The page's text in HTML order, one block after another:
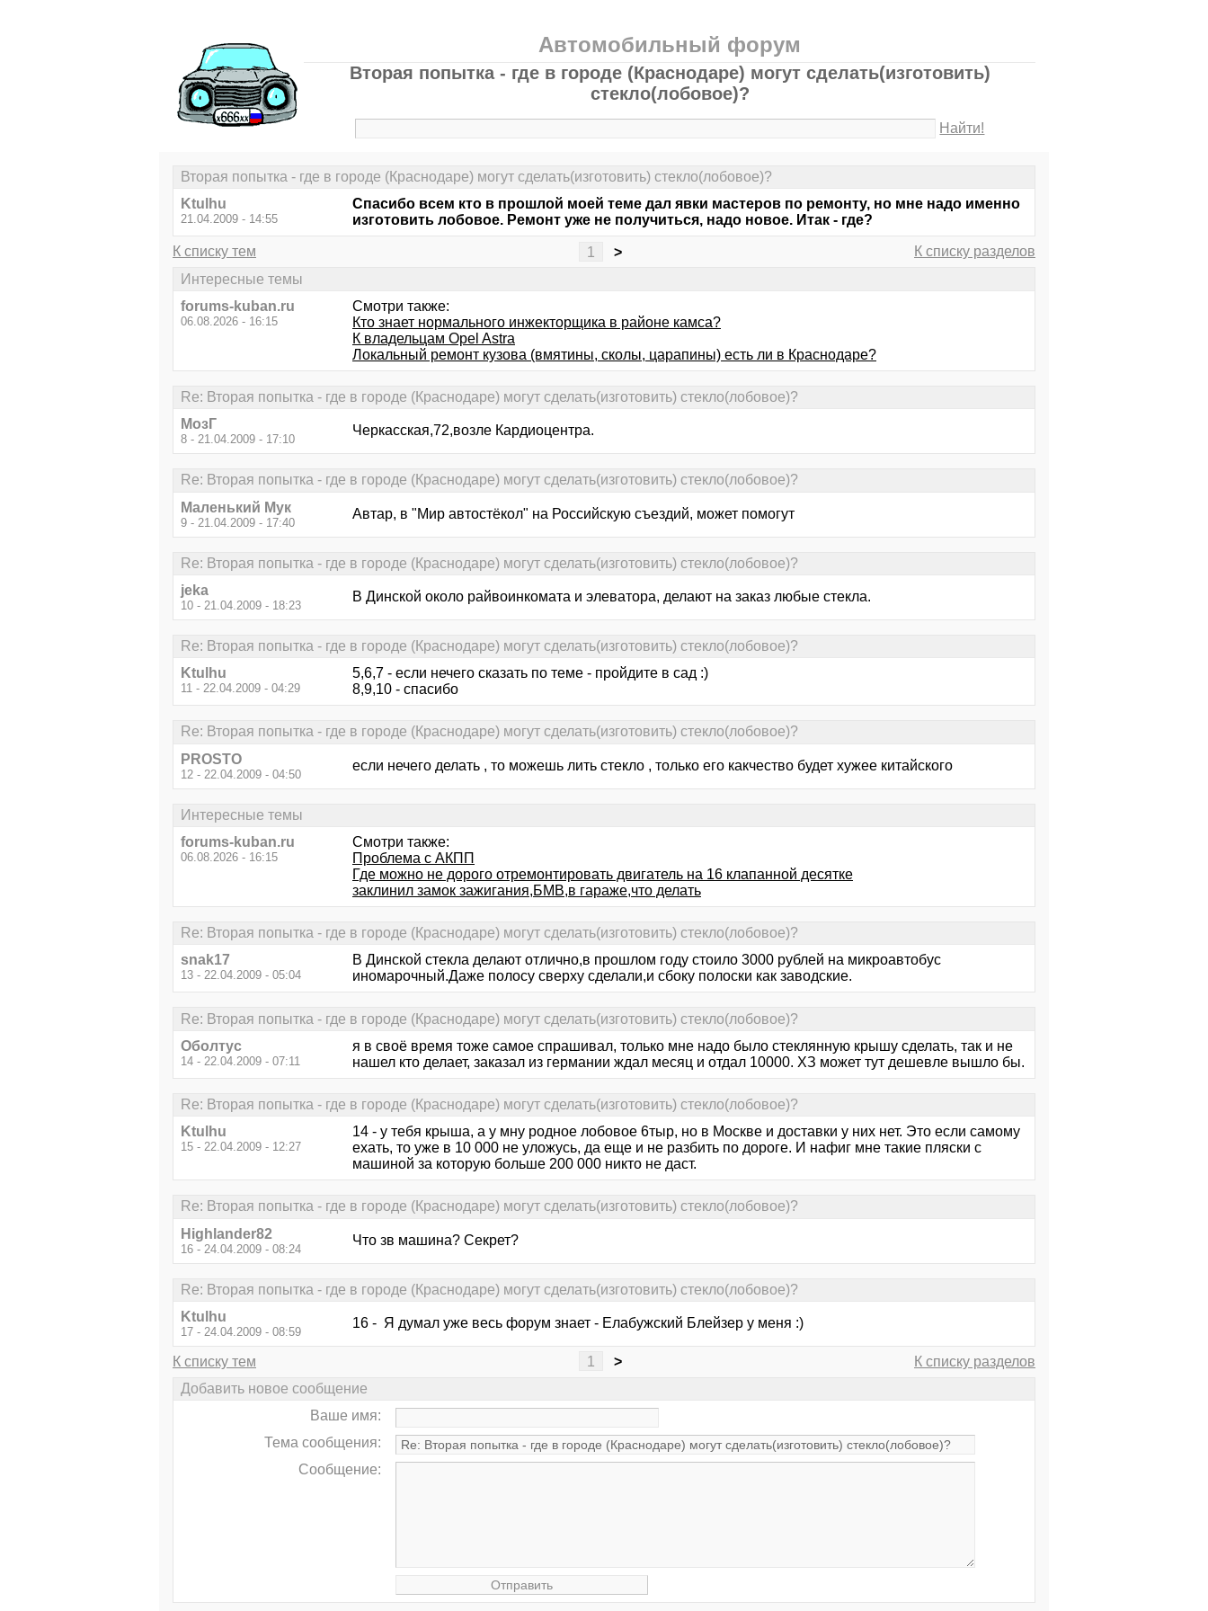
Автомобильный форум
Вторая попытка - где в городе (Краснодаре) могут сделать(изготовить)
стекло(лобовое)?
Найти!
Вторая попытка - где в городе (Краснодаре) могут сделать(изготовить) стекло(лобовое)?
Ktulhu
21.04.2009 - 14:55
Спасибо всем кто в прошлой моей теме дал явки мастеров по ремонту, но мне надо именно
изготовить лобовое. Ремонт уже не получиться, надо новое. Итак - где?
К списку тем 1 >
К списку разделов
Интересные темы
forums-kuban.ru
06.08.2026 - 16:15
Смотри также:
Кто знает нормального инжекторщика в районе камса?
К владельцам Opel Astra
Локальный ремонт кузова (вмятины, сколы, царапины) есть ли в Краснодаре?
Re: Вторая попытка - где в городе (Краснодаре) могут сделать(изготовить) стекло(лобовое)?
МозГ
8 - 21.04.2009 - 17:10
Черкасская,72,возле Кардиоцентра.
Re: Вторая попытка - где в городе (Краснодаре) могут сделать(изготовить) стекло(лобовое)?
Маленький Мук
9 - 21.04.2009 - 17:40
Автар, в "Мир автостёкол" на Российскую съездий, может помогут
Re: Вторая попытка - где в городе (Краснодаре) могут сделать(изготовить) стекло(лобовое)?
jeka
10 - 21.04.2009 - 18:23
В Динской около райвоинкомата и элеватора, делают на заказ любые стекла.
Re: Вторая попытка - где в городе (Краснодаре) могут сделать(изготовить) стекло(лобовое)?
Ktulhu
11 - 22.04.2009 - 04:29
5,6,7 - если нечего сказать по теме - пройдите в сад :)
8,9,10 - спасибо
Re: Вторая попытка - где в городе (Краснодаре) могут сделать(изготовить) стекло(лобовое)?
PROSTO
12 - 22.04.2009 - 04:50
если нечего делать , то можешь лить стекло , только его какчество будет хужее китайского
Интересные темы
forums-kuban.ru
06.08.2026 - 16:15
Смотри также:
Проблема с АКПП
Где можно не дорого отремонтировать двигатель на 16 клапанной десятке
заклинил замок зажигания,БМВ,в гараже,что делать
Re: Вторая попытка - где в городе (Краснодаре) могут сделать(изготовить) стекло(лобовое)?
snak17
13 - 22.04.2009 - 05:04
В Динской стекла делают отлично,в прошлом году стоило 3000 рублей на микроавтобус
иномарочный.Даже полосу сверху сделали,и сбоку полоски как заводские.
Re: Вторая попытка - где в городе (Краснодаре) могут сделать(изготовить) стекло(лобовое)?
Оболтус
14 - 22.04.2009 - 07:11
я в своё время тоже самое спрашивал, только мне надо было стеклянную крышу сделать, так и не
нашел кто делает, заказал из германии ждал месяц и отдал 10000. ХЗ может тут дешевле вышло бы.
Re: Вторая попытка - где в городе (Краснодаре) могут сделать(изготовить) стекло(лобовое)?
Ktulhu
15 - 22.04.2009 - 12:27
14 - у тебя крыша, а у мну родное лобовое 6тыр, но в Москве и доставки у них нет. Это если самому
ехать, то уже в 10 000 не уложусь, да еще и не разбить по дороге. И нафиг мне такие пляски с
машиной за которую больше 200 000 никто не даст.
Re: Вторая попытка - где в городе (Краснодаре) могут сделать(изготовить) стекло(лобовое)?
Highlander82
16 - 24.04.2009 - 08:24
Что зв машина? Секрет?
Re: Вторая попытка - где в городе (Краснодаре) могут сделать(изготовить) стекло(лобовое)?
Ktulhu
17 - 24.04.2009 - 08:59
16 - Я думал уже весь форум знает - Елабужский Блейзер у меня :)
К списку тем 1 >
К списку разделов
Добавить новое сообщение
Ваше имя:
Тема сообщения:
Сообщение: